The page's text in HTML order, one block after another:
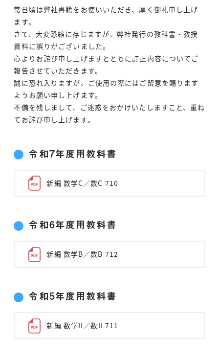
常日頃は弊社書籍をお使いいただき、厚く御礼申し上げ
ます。
さて、大変恐縮に存じますが、弊社発行の教科書・教授
資料に誤りがございました。
心よりお詫び申し上げますとともに訂正内容についてご
報告させていただきます。
誠に恐れ入りますが、ご使用の際にはご留意を賜ります
ようお願い申し上げます。
不備を残しまして、ご迷惑をおかけいたしますこと、重ね
てお詫び申し上げます。
令和7年度用教科書
新編 数学C／数C 710
令和6年度用教科書
新編 数学B／数B 712
令和5年度用教科書
新編 数学II／数II 711